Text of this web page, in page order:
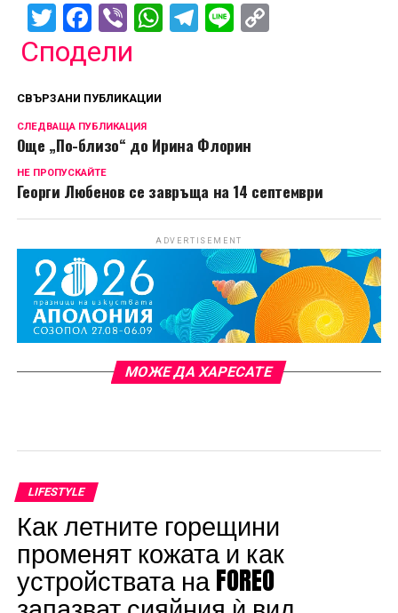
Twitter
Facebook
ViberWhatsApp
Telegram
LineCopy
Сподели
СВЪРЗАНИ ПУБЛИКАЦИИ
СЛЕДВАЩА ПУБЛИКАЦИЯ
Още „По-близо“ до Ирина Флорин
НЕ ПРОПУСКАЙТЕ
Георги Любенов се завръща на 14 септември
ADVERTISEMENT
МОЖЕ ДА ХАРЕСАТЕ
LIFESTYLE
Как летните горещини
променят кожата и как
устройствата на FOREO